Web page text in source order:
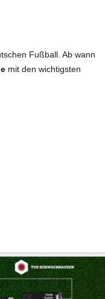
Fußball. Ab wann
mit den wichtigsten